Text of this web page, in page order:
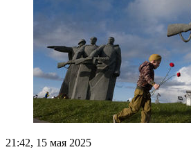
21:42, 15 мая 2025